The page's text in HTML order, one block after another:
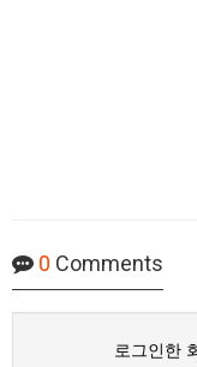
0 Comments
로그인한